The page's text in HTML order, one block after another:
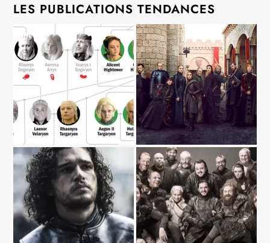
LES PUBLICATIONS TENDANCES